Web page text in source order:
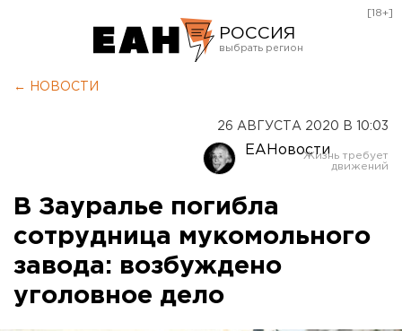
РОССИЯ
Оренбург
[18+]
← НОВОСТИ
26 АВГУСТА 2020 В 10:03
ЕАНовости
В Зауралье погибла
сотрудница мукомольного
завода: возбуждено
уголовное дело